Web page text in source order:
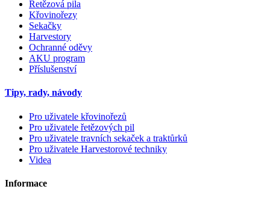
Řetězová pila
Křovinořezy
Sekačky
Harvestory
Ochranné oděvy
AKU program
Příslušenství
Tipy, rady, návody
Pro uživatele křovinořezů
Pro uživatele řetězových pil
Pro uživatele travních sekaček a traktůrků
Pro uživatele Harvestorové techniky
Videa
Informace